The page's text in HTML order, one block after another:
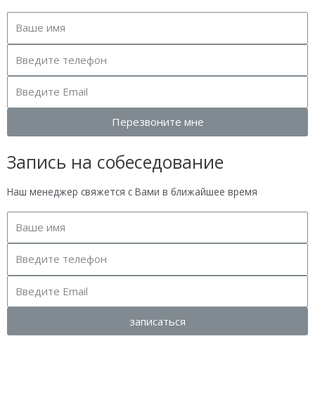
Перезвоните мне
Запись на собеседование
Наш менеджер свяжется с Вами в ближайшее время
записаться